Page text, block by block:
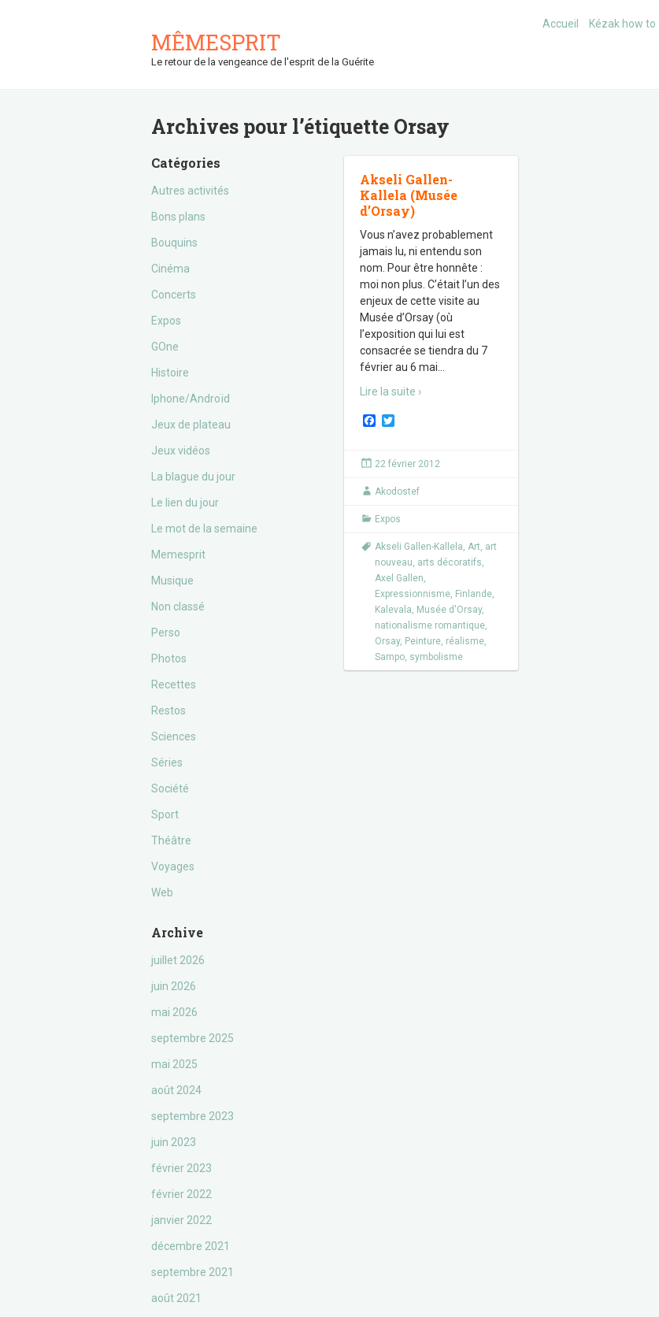
MÊMESPRIT
Le retour de la vengeance de l'esprit de la Guérite
Accueil Kézak how to
Archives pour l’étiquette Orsay
Catégories
Autres activités
Bons plans
Bouquins
Cinéma
Concerts
Expos
GOne
Histoire
Iphone/Androïd
Jeux de plateau
Jeux vidéos
La blague du jour
Le lien du jour
Le mot de la semaine
Memesprit
Musique
Non classé
Perso
Photos
Recettes
Restos
Sciences
Séries
Société
Sport
Théâtre
Voyages
Web
Archive
juillet 2026
juin 2026
mai 2026
septembre 2025
mai 2025
août 2024
septembre 2023
juin 2023
février 2023
février 2022
janvier 2022
décembre 2021
septembre 2021
août 2021
Akseli Gallen-
Kallela (Musée
d’Orsay)
Vous n’avez probablement
jamais lu, ni entendu son
nom. Pour être honnête :
moi non plus. C’était l’un des
enjeux de cette visite au
Musée d’Orsay (où
l’exposition qui lui est
consacrée se tiendra du 7
février au 6 mai
Lire la suite ›
F
e
b
o
t
t
r
22 février 2012
Akodostef
Expos
Akseli Gallen-Kallela, Art, art
nouveau, arts décoratifs,
Axel Gallen,
Expressionnisme, Finlande,
Kalevala, Musée d'Orsay,
nationalisme romantique,
Orsay, Peinture, réalisme,
Sampo, symbolisme